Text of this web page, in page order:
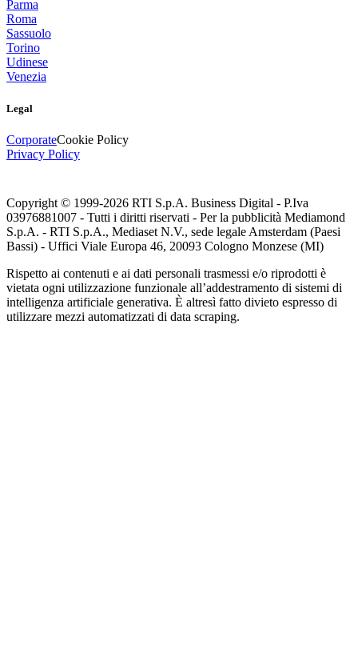
Parma
Roma
Sassuolo
Torino
Udinese
Venezia
Legal
CorporateCookie Policy
Privacy Policy
Copyright © 1999-2026 RTI S.p.A. Business Digital - P.Iva
03976881007 - Tutti i diritti riservati - Per la pubblicità Mediamond
S.p.A. - RTI S.p.A., Mediaset N.V., sede legale Amsterdam (Paesi
Bassi) - Uffici Viale Europa 46, 20093 Cologno Monzese (MI)
Rispetto ai contenuti e ai dati personali trasmessi e/o riprodotti è
vietata ogni utilizzazione funzionale all’addestramento di sistemi di
intelligenza artificiale generativa. È altresì fatto divieto espresso di
utilizzare mezzi automatizzati di data scraping.